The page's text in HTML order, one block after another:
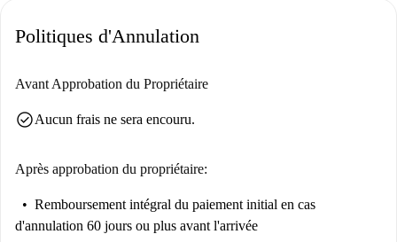
atmosphère à la fois paisible et dynamique. À proximité, vous pourrez
Vallcarca, le Mirador de l'Adrià et les Jardins de Mercè Rodoreda,
aujourd'hui ce superbe studio à Barcelone !
Politiques d'Annulation
Avant Approbation du Propriétaire
check_circleAucun frais ne sera encouru.
Après approbation du propriétaire:
Remboursement intégral du paiement initial en cas
d'annulation 60 jours ou plus avant l'arrivée